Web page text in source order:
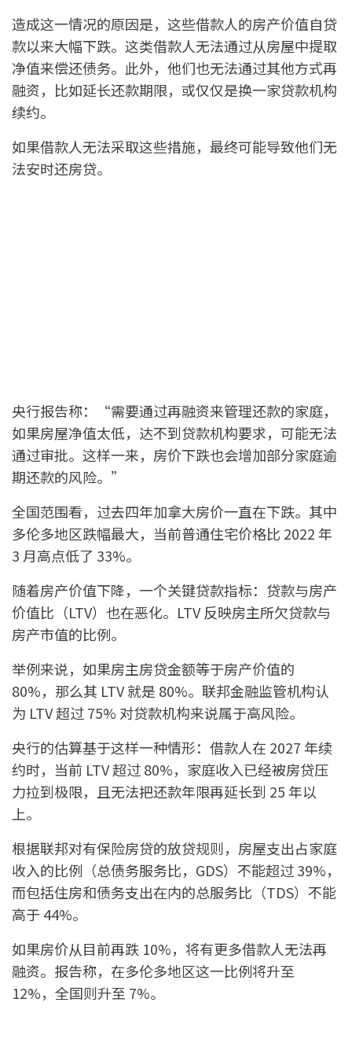
造成这一情况的原因是，这些借款人的房产价值自贷
款以来大幅下跌。这类借款人无法通过从房屋中提取
净值来偿还债务。此外，他们也无法通过其他方式再
融资，比如延长还款期限，或仅仅是换一家贷款机构
续约。
如果借款人无法采取这些措施，最终可能导致他们无
法安时还房贷。
央行报告称：“需要通过再融资来管理还款的家庭，
如果房屋净值太低，达不到贷款机构要求，可能无法
通过审批。这样一来，房价下跌也会增加部分家庭逾
期还款的风险。”
全国范围看，过去四年加拿大房价一直在下跌。其中
多伦多地区跌幅最大，当前普通住宅价格比 2022 年
3 月高点低了 33%。
随着房产价值下降，一个关键贷款指标：贷款与房产
价值比（LTV）也在恶化。LTV 反映房主所欠贷款与
房产市值的比例。
举例来说，如果房主房贷金额等于房产价值的
80%，那么其 LTV 就是 80%。联邦金融监管机构认
为 LTV 超过 75% 对贷款机构来说属于高风险。
央行的估算基于这样一种情形：借款人在 2027 年续
约时，当前 LTV 超过 80%，家庭收入已经被房贷压
力拉到极限，且无法把还款年限再延长到 25 年以
上。
根据联邦对有保险房贷的放贷规则，房屋支出占家庭
收入的比例（总债务服务比，GDS）不能超过 39%，
而包括住房和债务支出在内的总服务比（TDS）不能
高于 44%。
如果房价从目前再跌 10%，将有更多借款人无法再
融资。报告称，在多伦多地区这一比例将升至
12%，全国则升至 7%。